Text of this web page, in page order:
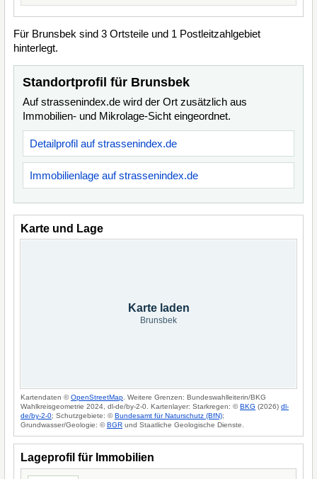
Für Brunsbek sind 3 Ortsteile und 1 Postleitzahlgebiet
hinterlegt.
Standortprofil für Brunsbek
Auf strassenindex.de wird der Ort zusätzlich aus
Immobilien- und Mikrolage-Sicht eingeordnet.
Detailprofil auf strassenindex.de
Immobilienlage auf strassenindex.de
Karte und Lage
Karte laden
Brunsbek
Kartendaten ©OpenStreetMap . Weitere Grenzen: Bundeswahlleiterin/BKG
Wahlkreisgeometrie 2024, dl-de/by-2-0. Kartenlayer: Starkregen: ©BKG (2026) dl-
de/by-2-0; Schutzgebiete: ©Bundesamt für Naturschutz (BfN);
Grundwasser/Geologie: ©BGR und Staatliche Geologische Dienste.
Lageprofil für Immobilien